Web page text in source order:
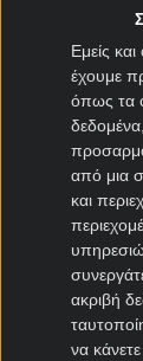
Εμείς
έχουμε
όπως τα
από μια
και
ακριβή
να
Κόμο